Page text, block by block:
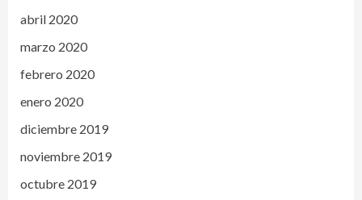
abril 2020
marzo 2020
febrero 2020
enero 2020
diciembre 2019
noviembre 2019
octubre 2019